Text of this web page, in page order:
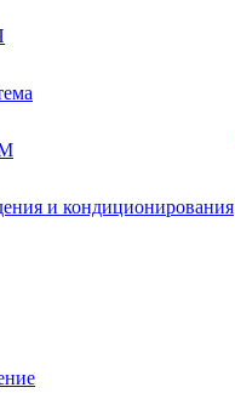
и кондиционирования